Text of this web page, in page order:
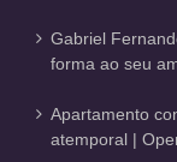
Gabriel
forma ao seu
Apartamento
atemporal |